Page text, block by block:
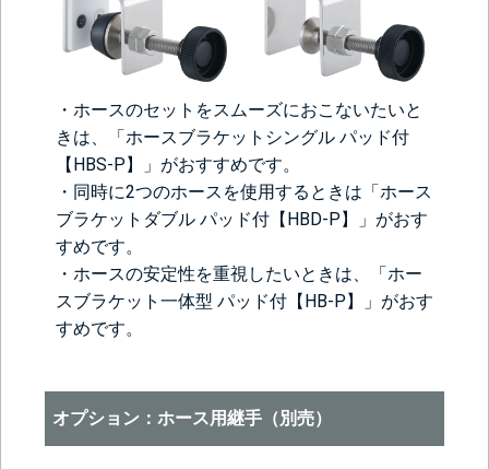
・ホースのセットをスムーズにおこないたいと
きは、「ホースブラケットシングル パッド付
【HBS-P】」がおすすめです。
・同時に2つのホースを使用するときは「ホース
ブラケットダブル パッド付【HBD-P】」がおす
すめです。
・ホースの安定性を重視したいときは、「ホー
スブラケット一体型 パッド付【HB-P】」がおす
すめです。
オプション：ホース用継手（別売）